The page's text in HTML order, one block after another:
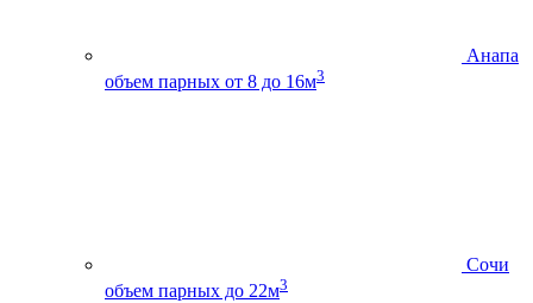
Анапа
объем парных от 8 до 16м3
Сочи
объем парных до 22м3